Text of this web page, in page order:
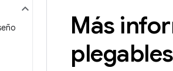
Más
plegables